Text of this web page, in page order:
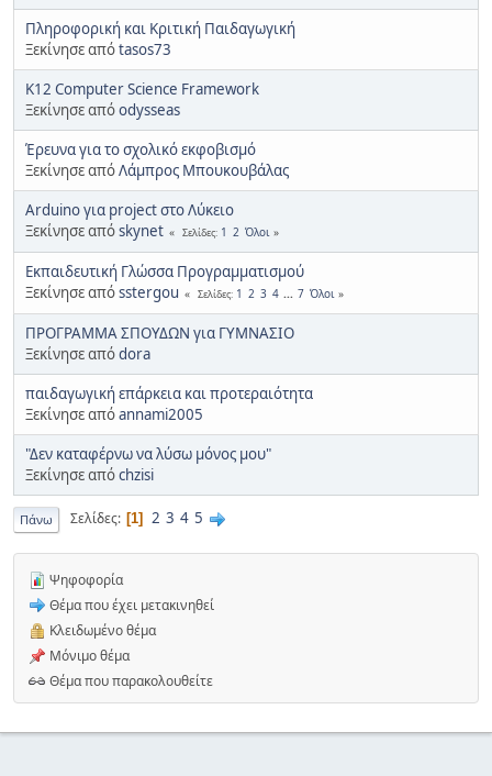
Πληροφορική και Κριτική Παιδαγωγική
Ξεκίνησε απόtasos73
K12 Computer Science Framework
Ξεκίνησε απόodysseas
Έρευνα για το σχολικό εκφοβισμό
Ξεκίνησε απόΛάμπρος Μπουκουβάλας
Arduino για project στο Λύκειο
Ξεκίνησε απόskynet Σελίδες 1 2 Όλοι
Εκπαιδευτική Γλώσσα Προγραμματισμού
Ξεκίνησε απόsstergou Σελίδες 1 2 3 4 ... 7 Όλοι
ΠΡΟΓΡΑΜΜΑ ΣΠΟΥΔΩΝ για ΓΥΜΝΑΣΙΟ
Ξεκίνησε απόdora
παιδαγωγική επάρκεια και προτεραιότητα
Ξεκίνησε απόannami2005
"Δεν καταφέρνω να λύσω μόνος μου"
Ξεκίνησε απόchzisi
Πάνω Σελίδες 1 2 3 4 5
Ψηφοφορία
Θέμα που έχει μετακινηθεί
Κλειδωμένο θέμα
Μόνιμο θέμα
Θέμα που παρακολουθείτε